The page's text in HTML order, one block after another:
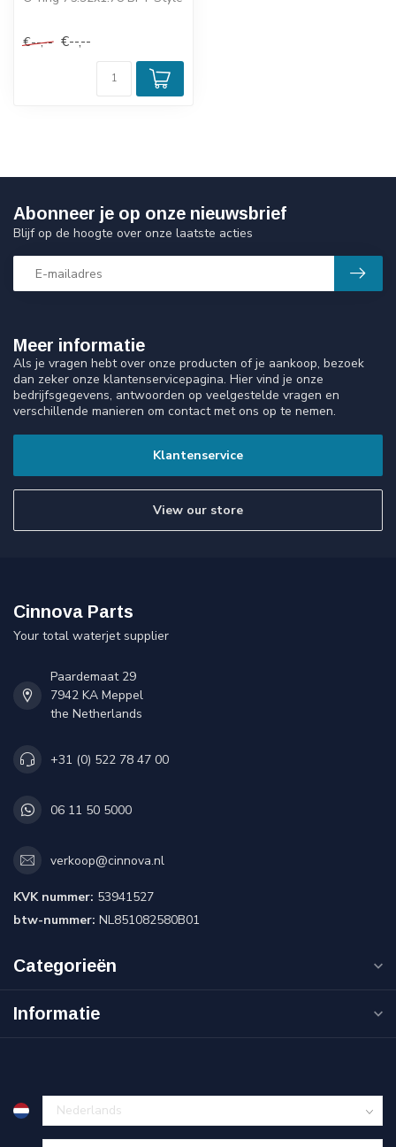
€--,-- €--,--
Meer informatie
Als je vragen hebt over onze producten of je aankoop, bezoek
dan zeker onze klantenservicepagina. Hier vind je onze
bedrijfsgegevens, antwoorden op veelgestelde vragen en
verschillende manieren om contact met ons op te nemen.
Klantenservice
View our store
Abonneer je op onze nieuwsbrief
Blijf op de hoogte over onze laatste acties
Cinnova Parts
Your total waterjet supplier
Paardemaat 29
7942 KA Meppel
the Netherlands
+31 (0) 522 78 47 00
06 11 50 5000
verkoop@cinnova.nl
KVK nummer: 53941527
btw-nummer: NL851082580B01
Categorieën
Informatie